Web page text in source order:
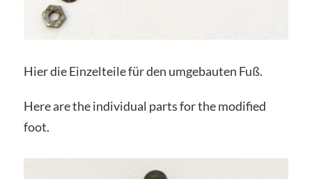
Hier die Einzelteile für den umgebauten Fuß.
Here are the individual parts for the modified
foot.